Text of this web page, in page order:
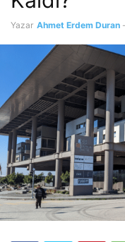
Yazar Ahmet Erdem Duran -